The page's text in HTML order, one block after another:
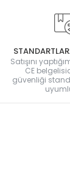
Satışını
CE
güvenliği